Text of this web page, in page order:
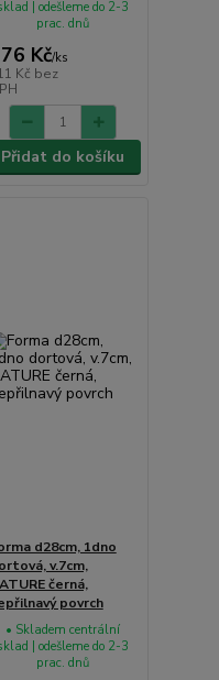
Kč/ks
Kč bez
| odešleme do 2-3
prac. dnů
Přidat do košíku
d28cm, 1dno
v.7cm,
černá,
povrch
• Skladem centrální
| odešleme do 2-3
prac. dnů